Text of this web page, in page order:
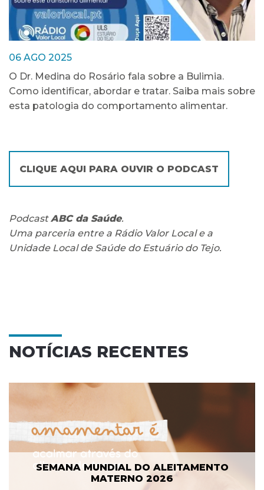
06 AGO 2025
O Dr. Medina do Rosário fala sobre a Bulimia.
Como identificar, abordar e tratar. Saiba mais sobre
esta patologia do comportamento alimentar.
CLIQUE AQUI PARA OUVIR O PODCAST
PodcastABC da Saúde.
Uma parceria entre a Rádio Valor Local e a
Unidade Local de Saúde do Estuário do Tejo.
NOTÍCIAS RECENTES
SEMANA MUNDIAL DO ALEITAMENTO
MATERNO 2026